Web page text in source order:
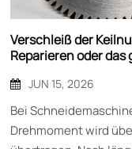
Verschleiß der
Reparieren oder
JUN 15, 2026
Bei
Drehmoment wird